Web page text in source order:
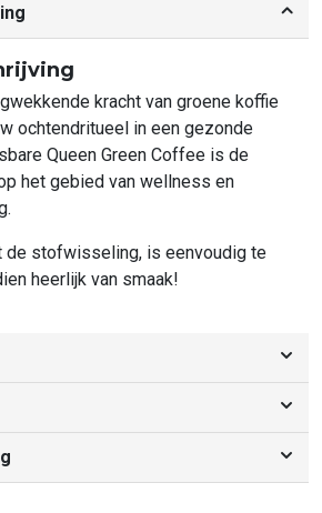
kracht van groene koffie
ochtendritueel in een gezonde
Queen Green Coffee is de
het gebied van wellness en
de stofwisseling, is eenvoudig te
heerlijk van smaak!